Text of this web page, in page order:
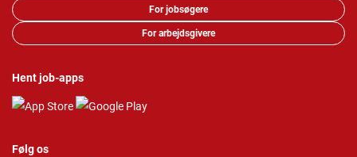
For jobsøgere
For arbejdsgivere
Hent job-apps
Følg os